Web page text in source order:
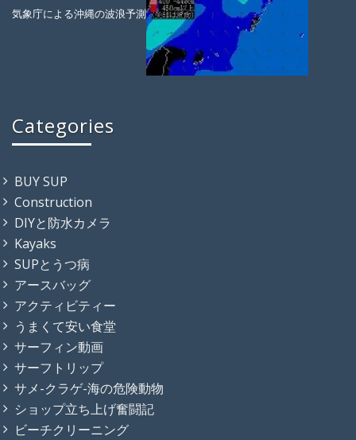
気象庁による沖縄の波浪予測
Categories
BUY SUP
Construction
DIYと防水カメラ
Kayaks
SUPとうつ病
アースバッグ
アクティビティー
うまくて安い食堂
サーフィン動画
サーフトリップ
サメ-クラゲ-海の危険動物
ショップ立ち上げ奮闘記
ビーチクリーニング